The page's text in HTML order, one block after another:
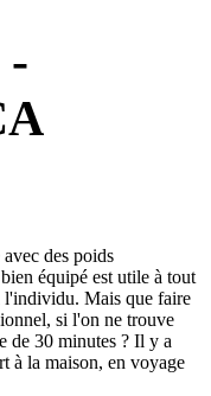
-
des poids
équipé est utile à tout
l'individu. Mais que faire
si l'on ne trouve
de 30 minutes ? Il y a
à la maison, en voyage